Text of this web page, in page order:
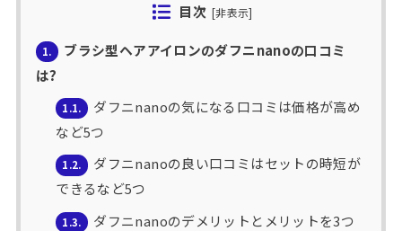
目次 [非表示]
1.
ブラシ型ヘアアイロンのダフニnanoの口コミ
は?
1.1.
ダフニnanoの気になる口コミは価格が高め
など5つ
1.2.
ダフニnanoの良い口コミはセットの時短が
できるなど5つ
1.3.
ダフニnanoのデメリットとメリットを3つ